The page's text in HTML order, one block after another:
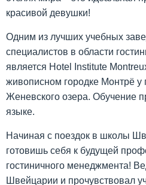
красивой девушки!
Одним из лучших учебных
специалистов в области
является Нotel Institute
живописном городке Монтрё у
Женевского озера. Обучение
языке.
Начиная с поездок в школы
готовишь себя к будущей
гостиничного менеджмента!
Швейцарии и прочувствовал